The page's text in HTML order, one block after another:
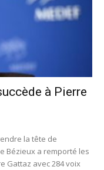
à Pierre
la tête de
Bézieux a remporté les
Gattaz avec 284 voix